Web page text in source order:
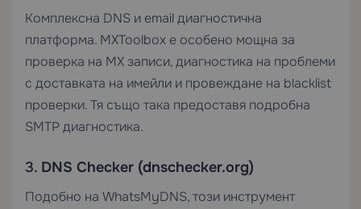
Комплексна DNS и email диагностична
платформа. MXToolbox е особено мощна за
проверка на MX записи, диагностика на проблеми
с доставката на имейли и провеждане на blacklist
проверки. Тя също така предоставя подробна
SMTP диагностика.
3. DNS Checker (dnschecker.org)
Подобно на WhatsMyDNS, този инструмент